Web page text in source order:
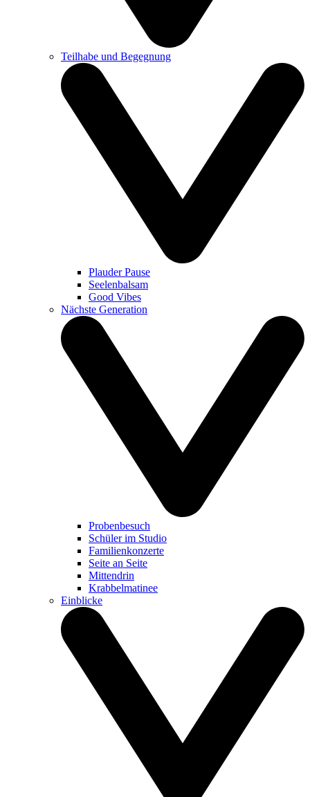
Teilhabe und Begegnung
Plauder Pause
Seelenbalsam
Good Vibes
Nächste Generation
Probenbesuch
Schüler im Studio
Familienkonzerte
Seite an Seite
Mittendrin
Krabbelmatinee
Einblicke